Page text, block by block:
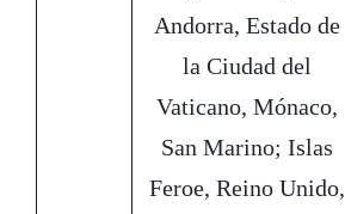
Andorra, Estado de
la Ciudad del
Vaticano, Mónaco,
San Marino; Islas
Feroe, Reino Unido,